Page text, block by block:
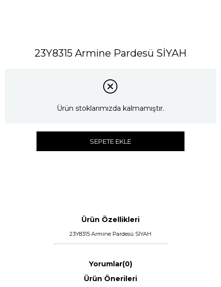
23Y8315 Armine Pardesü SİYAH
Ürün stoklarımızda kalmamıştır.
SEPETE EKLE
Ürün Özellikleri
23Y8315 Armine Pardesü SİYAH
Yorumlar(0)
Ürün Önerileri